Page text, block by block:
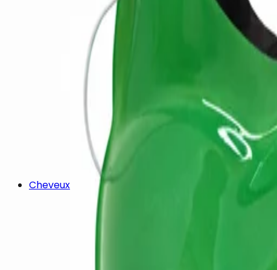
Cheveux